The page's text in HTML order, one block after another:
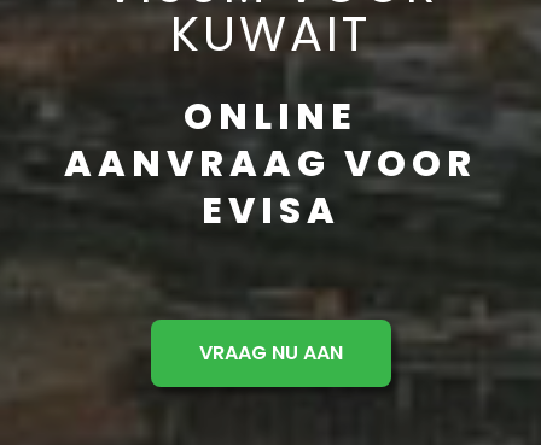
KUWAIT
ONLINE
AANVRAAG VOOR
EVISA
VRAAG NU AAN